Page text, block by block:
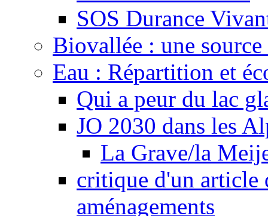
SOS Durance
Biovallée : une
Eau : Répartition et
Qui a peur du lac
JO 2030 dans les
La Grave/la
critique d'un article
aménagements